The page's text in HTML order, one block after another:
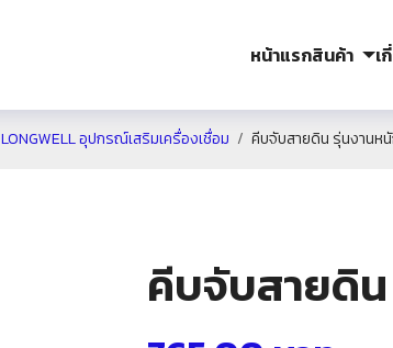
หน้าแรกสินค้า เ
LONGWELL อุปกรณ์เสริมเครื่องเชื่อม คีบจับสายดิน รุ่นงานห
คีบจับสายดิ